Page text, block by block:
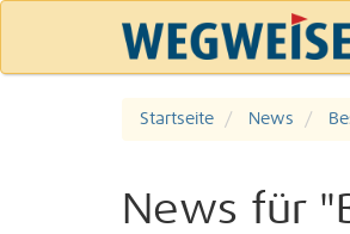
Startseite News
News für